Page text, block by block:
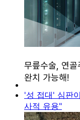
'성 접대' 심판
사적 유용"